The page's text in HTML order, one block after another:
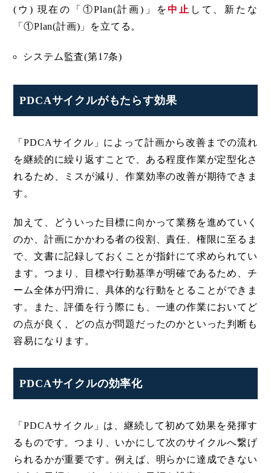
(ウ) 現在の「①Plan(計画)」を中止 して、新たな
「①Plan(計画)」を立てる。
システム監査(第17条)
PDCAサイクルがもたらす効果
「PDCAサイクル」によって計画から改善までの流れ
を継続的に繰り返すことで、ある程度作業が定型化さ
れるため、ミスが減り、作業効率の改善が期待できま
す。
加えて、どういった目標に向かって業務を進めていく
のか、計画にかかわる者の役割、責任、権限に至るま
で、文書に記録しておくことが指針にて求められてい
ます。つまり、目標や行動基準が明確であるため、チ
ーム全体が円滑に、具体的な行動をとることができま
す。また、評価を行う際にも、一連の作業においてど
の点が良く、どの点が問題だったのかといった判断も
容易になります。
PDCAサイクルの効率化
「PDCAサイクル」は、継続して初めて効果を発揮す
るものです。つまり、いかにして次のサイクルへ繋げ
られるかが重要です。例えば、明らかに達成できない